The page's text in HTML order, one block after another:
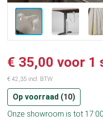
€ 35,00 voor 1
€ 42,35 incl. BTW
Op voorraad (10)
Onze showroom is tot